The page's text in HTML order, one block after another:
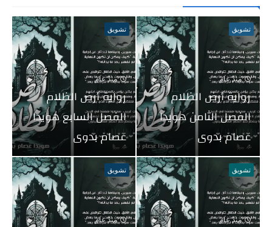
تشويق
منذ عام
رواية أرض الظلام
الفصل الثامن هويدا
عصام بدوى
تشويق
منذ عام
رواية أرض الظلام
الفصل السابع هويدا
عصام بدوى
تشويق
منذ عام
تشويق
منذ عام